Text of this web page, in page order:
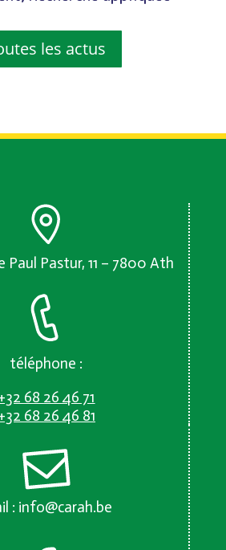
les actus
Paul Pastur, 11 – 7800 Ath
téléphone :
68 26 46 71
68 26 46 81
: info@carah.be